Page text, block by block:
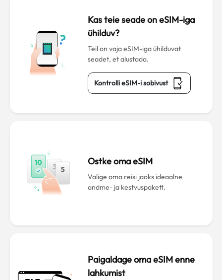
Kas teie seade on eSIM-iga
ühilduv?
Teil on vaja eSIM-iga ühilduvat
seadet, et alustada.
Kontrolli eSIM-i sobivust
Ostke oma eSIM
Valige oma reisi jaoks ideaalne
andme- ja kestvuspakett.
Paigaldage oma eSIM enne
lahkumist